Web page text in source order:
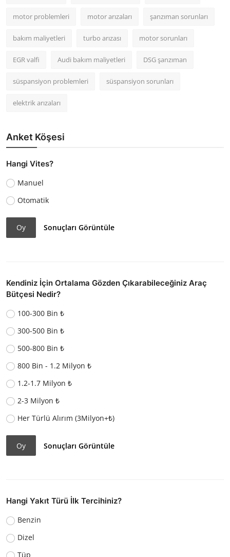
motor problemleri motor arızaları şanzıman sorunları
bakım maliyetleri turbo arızası motor sorunları
EGR valfi Audi bakım maliyetleri DSG şanzıman
süspansiyon problemleri süspansiyon sorunları
elektrik arızaları
Anket Köşesi
Hangi Vites?
Manuel
Otomatik
Oy Sonuçları Görüntüle
Kendiniz İçin Ortalama Gözden Çıkarabileceğiniz Araç
Bütçesi Nedir?
100-300 Bin ₺
300-500 Bin ₺
500-800 Bin ₺
800 Bin - 1.2 Milyon ₺
1.2-1.7 Milyon ₺
2-3 Milyon ₺
Her Türlü Alırım (3Milyon+₺)
Oy Sonuçları Görüntüle
Hangi Yakıt Türü İlk Tercihiniz?
Benzin
Dizel
Tüp